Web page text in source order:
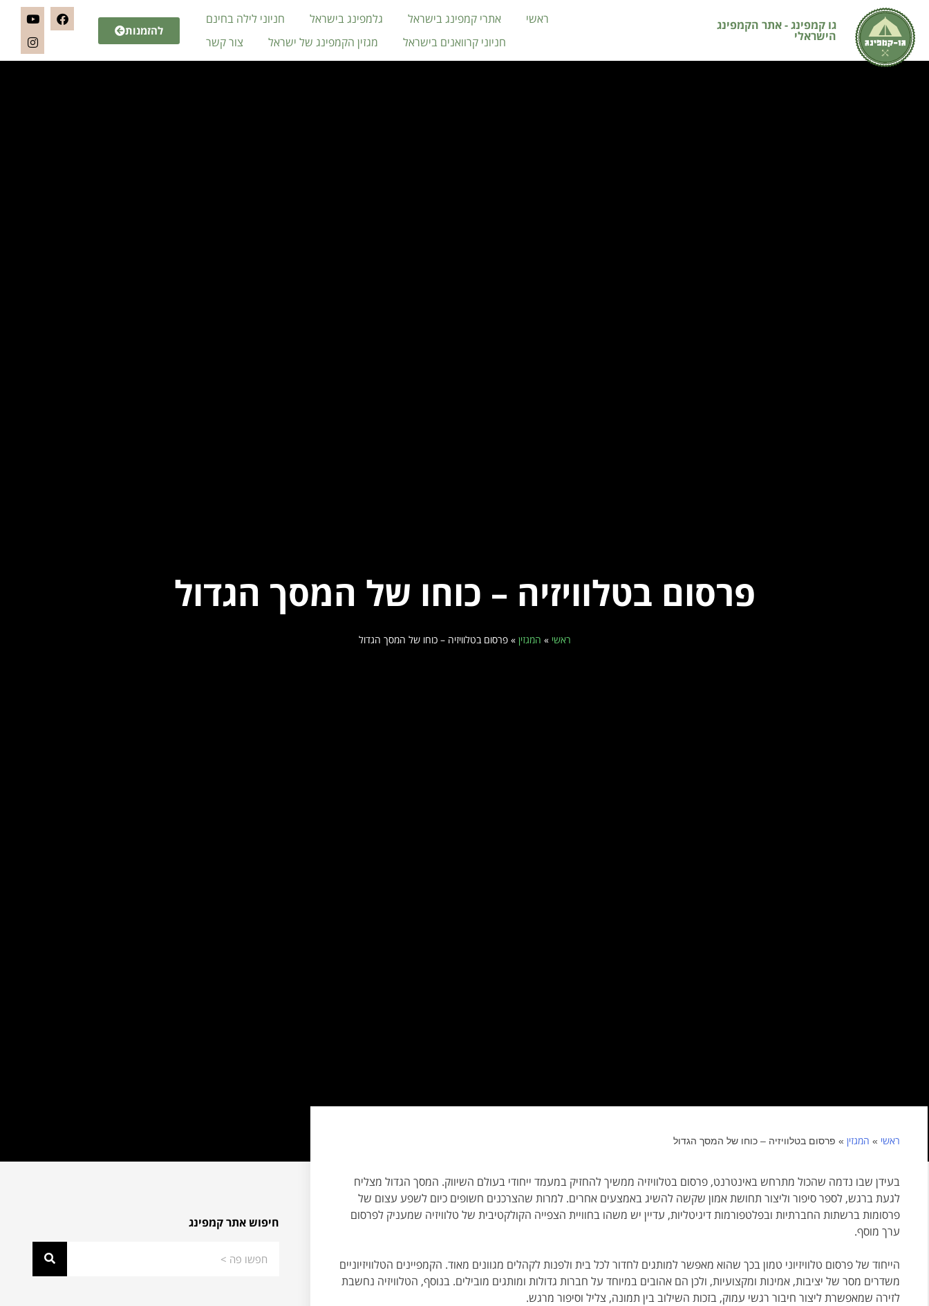
גו קמפינג - אתר הקמפינג
הישראלי
ראשי אתרי קמפינג בישראל גלמפינג בישראל
חניוני לילה בחינם
חניוני קרוואנים בישראל
מגזין הקמפינג של ישראל צור קשר
להזמנות
פרסום בטלוויזיה – כוחו של המסך הגדול
ראשי » המגזין »פרסום בטלוויזיה – כוחו של המסך הגדול
ראשי » המגזין » פרסום בטלוויזיה – כוחו של המסך הגדול
בעידן שבו נדמה שהכול מתרחש באינטרנט, פרסום בטלוויזיה ממשיך להחזיק במעמד ייחודי בעולם השיווק. המסך הגדול מצליח
לגעת ברגש, לספר סיפור וליצור תחושת אמון שקשה להשיג באמצעים אחרים. למרות שהצרכנים חשופים כיום לשפע עצום של
פרסומות ברשתות החברתיות ובפלטפורמות דיגיטליות, עדיין יש משהו בחוויית הצפייה הקולקטיבית של טלוויזיה שמעניק לפרסום
ערך מוסף.
הייחוד של פרסום טלוויזיוני טמון בכך שהוא מאפשר למותגים לחדור לכל בית ולפנות לקהלים מגוונים מאוד. הקמפיינים הטלוויזיוניים
משדרים מסר של יציבות, אמינות ומקצועיות, ולכן הם אהובים במיוחד על חברות גדולות ומותגים מובילים. בנוסף, הטלוויזיה נחשבת
לזירה שמאפשרת ליצור חיבור רגשי עמוק, בזכות השילוב בין תמונה, צליל וסיפור מרגש.
חיפוש אתר קמפינג